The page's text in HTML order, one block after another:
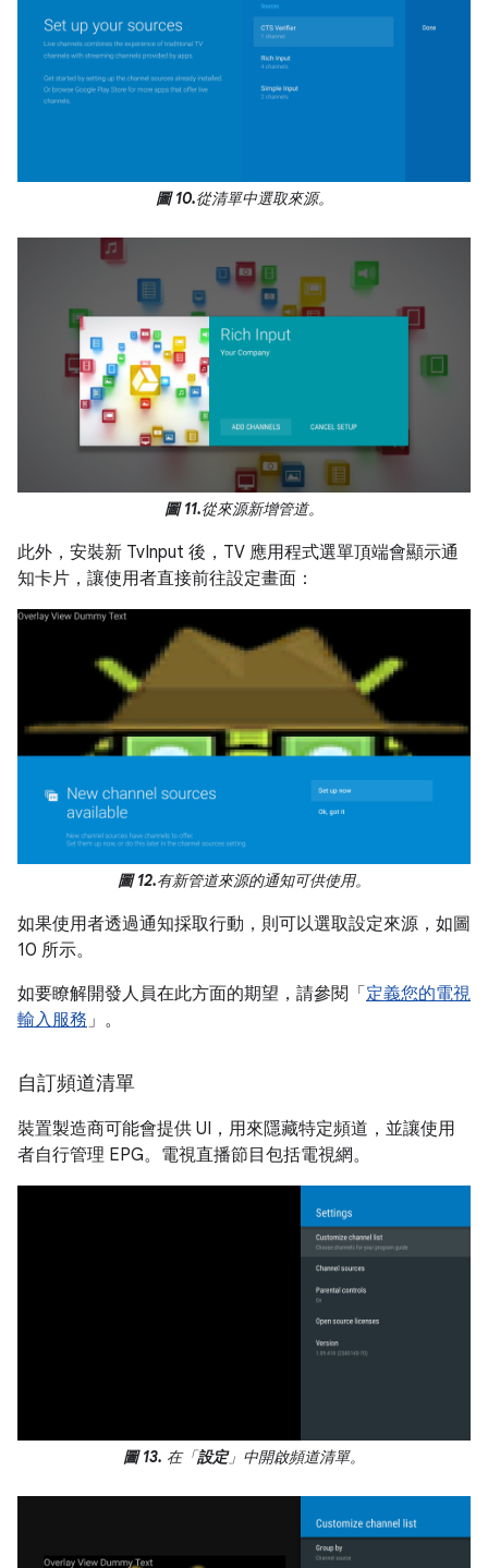
圖 10.從清單中選取來源。
圖 11.從來源新增管道。
此外，安裝新 TvInput 後，TV 應用程式選單頂端會顯示通
知卡片，讓使用者直接前往設定畫面：
圖 12.有新管道來源的通知可供使用。
如果使用者透過通知採取行動，則可以選取設定來源，如圖
10 所示。
如要瞭解開發人員在此方面的期望，請參閱「 定義您的電視
輸入服務」。
自訂頻道清單
裝置製造商可能會提供 UI，用來隱藏特定頻道，並讓使用
者自行管理 EPG。電視直播節目包括電視網。
圖 13. 在「設定」中開啟頻道清單。